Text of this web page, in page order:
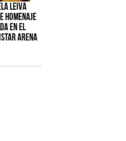
Leiva
homenaje
en el
Arena